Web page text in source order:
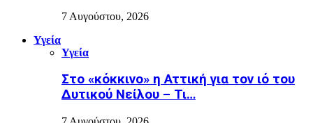
7 Αυγούστου, 2026
Υγεία
Υγεία
Στο «κόκκινο» η Αττική για τον ιό του
Δυτικού Νείλου – Τι…